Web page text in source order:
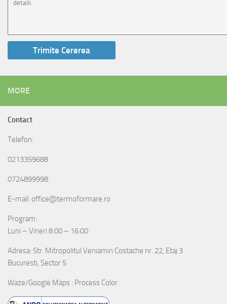
MORE
Contact
Telefon:
0213359688
0724899998
E-mail: office@termoformare.ro
Program:
Luni – Vineri 8:00 – 16:00
Adresa: Str. Mitropolitul Veniamin Costache nr. 22, Etaj 3
Bucuresti, Sector 5
Waze/Google Maps : Process Color